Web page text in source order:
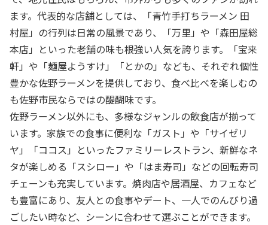
ます。代表的な店舗としては、「青竹手打ちラーメン 田
村屋」の行列は日常の風景であり、「万里」や「森田屋総
本店」といった老舗の味も根強い人気を誇ります。「宝来
軒」や「麺屋ようすけ」「とかの」なども、それぞれ個性
豊かな佐野ラーメンを提供しており、食べ比べを楽しむの
も佐野市民ならではの醍醐味です。
佐野ラーメン以外にも、多様なジャンルの飲食店が揃って
います。家族での食事に便利な「ガスト」や「サイゼリ
ヤ」「ココス」といったファミリーレストラン、新鮮なネ
タが楽しめる「スシロー」や「はま寿司」などの回転寿司
チェーンも充実しています。焼肉店や居酒屋、カフェなど
も豊富にあり、友人との食事やデート、一人でのんびり過
ごしたい時など、シーンに合わせて選ぶことができます。